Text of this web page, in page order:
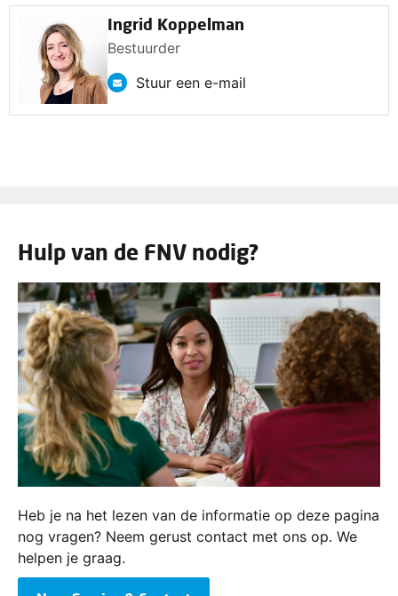
Ingrid Koppelman
Bestuurder
Stuur een e-mail
Hulp van de FNV nodig?
Heb je na het lezen van de informatie op deze pagina
nog vragen? Neem gerust contact met ons op. We
helpen je graag.